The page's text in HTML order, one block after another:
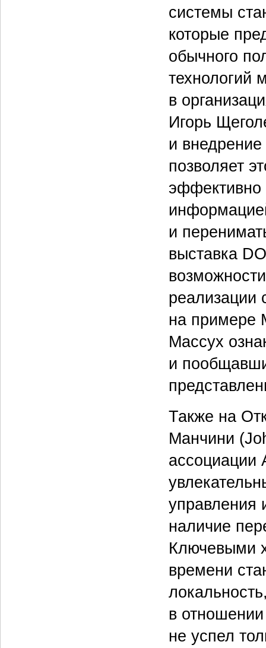
системы
которые
обычного
технологий
в
Игорь
и
позволяет
эффективно
и
выставка
реализации
на примере
Массух
и
Также на
Манчини
ассоциации
управления
наличие
Ключевыми
времени
в
не успел